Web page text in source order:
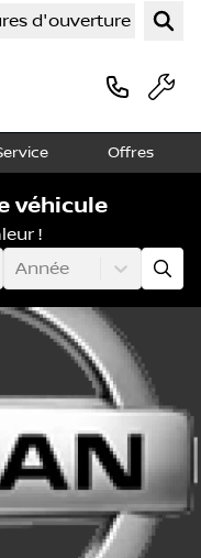
d'ouverture
Offres
véhicule
!
Année